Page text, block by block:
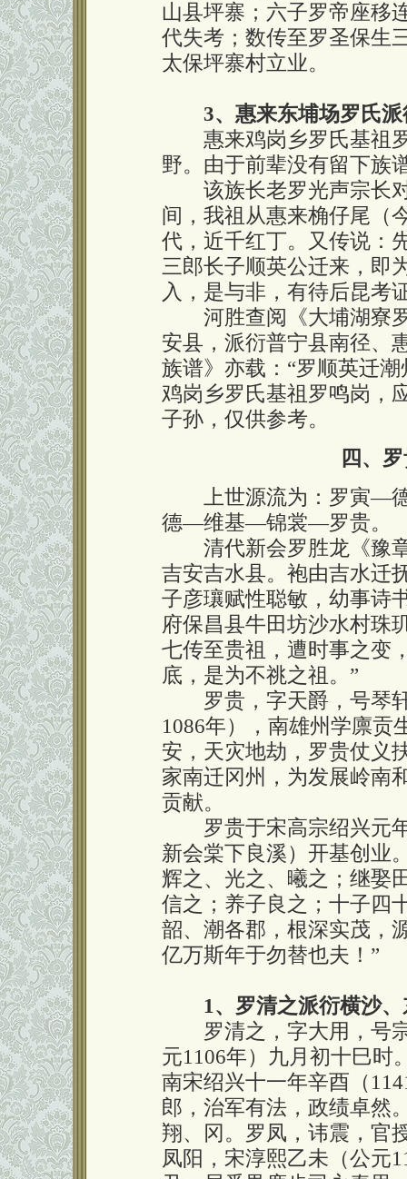
山县坪寨；六子罗帝座移
代失考；数传至罗圣保生
太保坪寨村立业。
3、惠来东埔场罗氏
惠来鸡岗乡罗氏基祖罗
野。由于前辈没有留下族
该族长老罗光声宗长对
间，我祖从惠来桷仔尾（
代，近千红丁。又传说：
三郎长子顺英公迁来，即
入，是与非，有待后昆考
河胜查阅《大埔湖寮罗
安县，派衍普宁县南径、
族谱》亦载：“罗顺英迁
鸡岗乡罗氏基祖罗鸣岗，
子孙，仅供参考。
四、
上世源流为：罗寅—
德—维基—锦裳—罗贵。
清代新会罗胜龙《豫章
吉安吉水县。袍由吉水迁
子彦瓖赋性聪敏，幼事诗
府保昌县牛田坊沙水村珠
七传至贵祖，遭时事之变
底，是为不祧之祖。”
罗贵，字天爵，号琴轩
1086年），南雄州学廪贡
安，天灾地劫，罗贵仗义
家南迁冈州，为发展岭南
贡献。
罗贵于宋高宗绍兴元年
新会棠下良溪）开基创业
辉之、光之、曦之；继娶
信之；养子良之；十子四
韶、潮各郡，根深实茂，
亿万斯年于勿替也夫！”
1、罗清之派衍横沙
罗清之，字大用，号宗
元1106年）九月初十巳时
南宋绍兴十一年辛酉（
郎，治军有法，政绩卓然
翔、冈。罗凤，讳震，官
凤阳，宋淳熙乙未（公元